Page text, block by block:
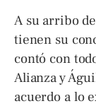
A su arribo
tienen su
contó con
Alianza y
acuerdo a lo